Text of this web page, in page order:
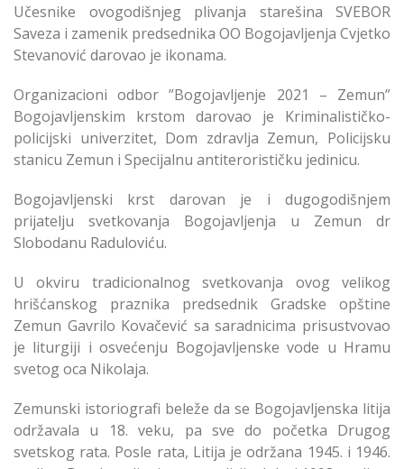
Učesnike ovogodišnjeg plivanja starešina SVEBOR
Saveza i zamenik predsednika OO Bogojavljenja Cvjetko
Stevanović darovao je ikonama.
Organizacioni odbor ”Bogojavljenje 2021 – Zemun”
Bogojavljenskim krstom darovao je Kriminalističko-
policijski univerzitet, Dom zdravlja Zemun, Policijsku
stanicu Zemun i Specijalnu antiterorističku jedinicu.
Bogojavljenski krst darovan je i dugogodišnjem
prijatelju svetkovanja Bogojavljenja u Zemun dr
Slobodanu Raduloviću.
U okviru tradicionalnog svetkovanja ovog velikog
hrišćanskog praznika predsednik Gradske opštine
Zemun Gavrilo Kovačević sa saradnicima prisustvovao
je liturgiji i osvećenju Bogojavljenske vode u Hramu
svetog oca Nikolaja.
Zemunski istoriografi beleže da se Bogojavljenska litija
održavala u 18. veku, pa sve do početka Drugog
svetskog rata. Posle rata, Litija je održana 1945. i 1946.